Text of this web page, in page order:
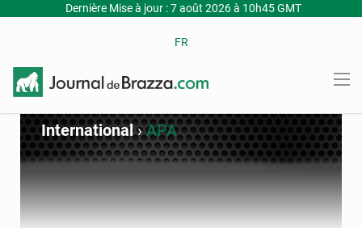
Dernière Mise à jour : 7 août 2026 à 10h45 GMT
FR
International›APA